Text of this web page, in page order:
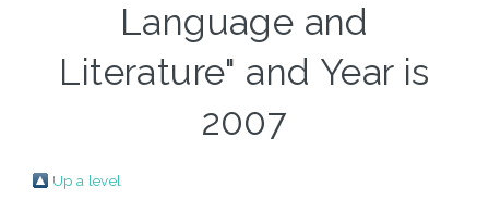
Language and
Literature" and Year is
2007
Up a level